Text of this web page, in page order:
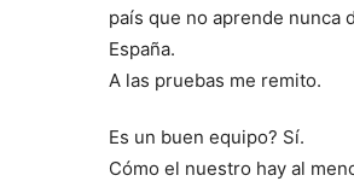
país que no aprende nunca
España.
A las pruebas me remito.
Es un buen equipo? Sí.
Cómo el nuestro hay al